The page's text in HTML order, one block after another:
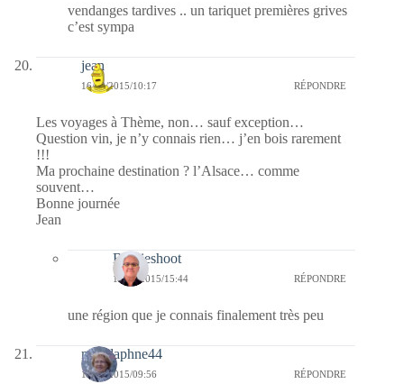
vendanges tardives .. un tariquet premières grives
c’est sympa
jean
16/03/2015/10:17 RÉPONDRE
Les voyages à Thème, non… sauf exception…
Question vin, je n’y connais rien… j’en bois rarement
!!!
Ma prochaine destination ? l’Alsace… comme
souvent…
Bonne journée
Jean
Bernieshoot
17/03/2015/15:44 RÉPONDRE
une région que je connais finalement très peu
missdaphne44
16/03/2015/09:56 RÉPONDRE